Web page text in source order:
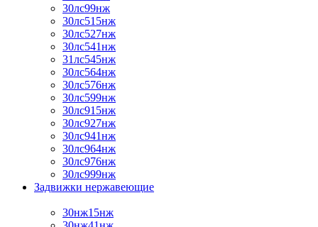
30лс99нж
30лс515нж
30лс527нж
30лс541нж
31лс545нж
30лс564нж
30лс576нж
30лс599нж
30лс915нж
30лс927нж
30лс941нж
30лс964нж
30лс976нж
30лс999нж
Задвижки нержавеющие
30нж15нж